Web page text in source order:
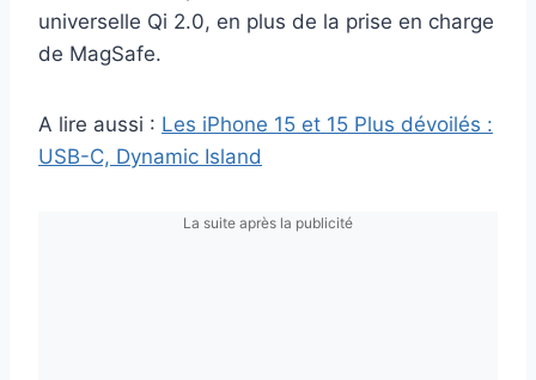
universelle Qi 2.0, en plus de la prise en charge
de MagSafe.
A lire aussi : Les iPhone 15 et 15 Plus dévoilés :
USB-C, Dynamic Island
La suite après la publicité